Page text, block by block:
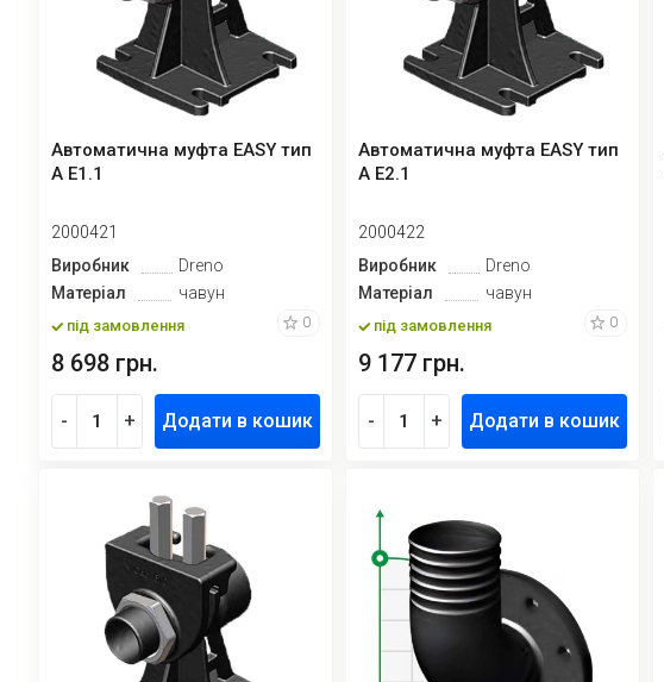
Автоматична муфта EASY тип
А E1.1
2000421
Виробник
Dreno
Матеріал
чавун
під замовлення 0
8 698 грн.
- + Додати в кошик
Автоматична муфта EASY тип
А E2.1
2000422
Виробник
Dreno
Матеріал
чавун
під замовлення 0
9 177 грн.
- + Додати в кошик